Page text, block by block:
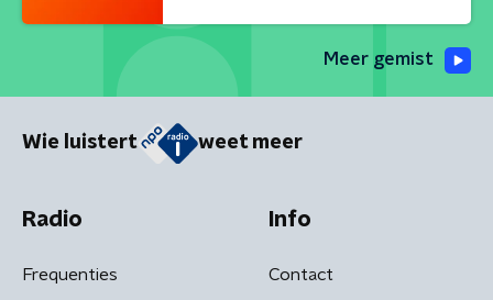
Meer gemist
Wie luistert weet meer
Radio
Frequenties
Info
Contact